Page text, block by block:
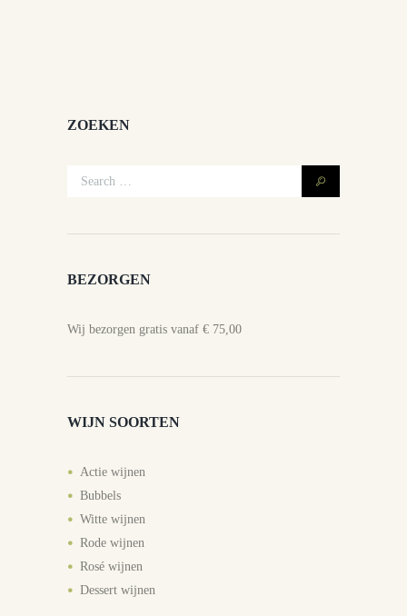
ZOEKEN
BEZORGEN
Wij bezorgen gratis vanaf € 75,00
WIJN SOORTEN
Actie wijnen
Bubbels
Witte wijnen
Rode wijnen
Rosé wijnen
Dessert wijnen